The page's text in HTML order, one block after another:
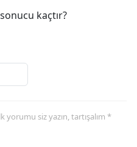
kaçtır?
siz yazın, tartışalım *